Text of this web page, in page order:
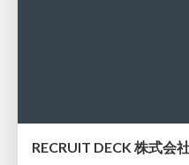
RECRUIT DECK 株式会